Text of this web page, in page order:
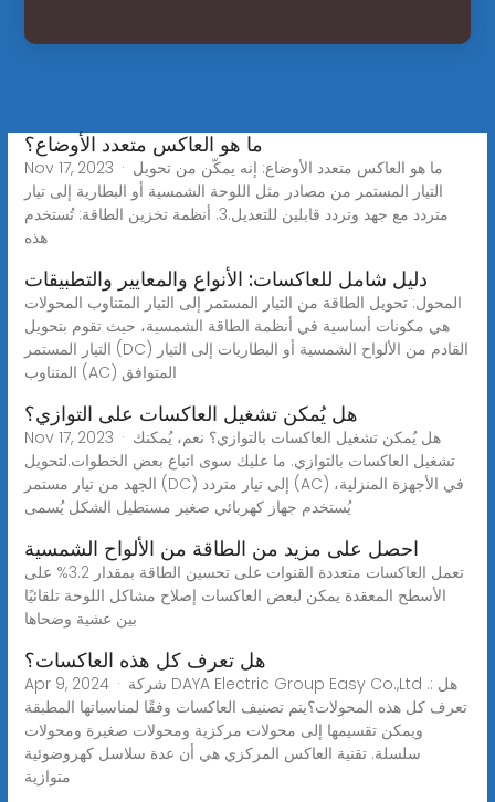
ما هو العاكس متعدد الأوضاع؟
Nov 17, 2023 · ما هو العاكس متعدد الأوضاع: إنه يمكّن من تحويل
التيار المستمر من مصادر مثل اللوحة الشمسية أو البطارية إلى تيار
متردد مع جهد وتردد قابلين للتعديل.3. أنظمة تخزين الطاقة: تُستخدم
هذه
دليل شامل للعاكسات: الأنواع والمعايير والتطبيقات
المحول: تحويل الطاقة من التيار المستمر إلى التيار المتناوب المحولات
هي مكونات أساسية في أنظمة الطاقة الشمسية، حيث تقوم بتحويل
التيار المستمر (DC) القادم من الألواح الشمسية أو البطاريات إلى التيار
المتناوب (AC) المتوافق
هل يُمكن تشغيل العاكسات على التوازي؟
Nov 17, 2023 · هل يُمكن تشغيل العاكسات بالتوازي؟ نعم، يُمكنك
تشغيل العاكسات بالتوازي. ما عليك سوى اتباع بعض الخطوات.لتحويل
الجهد من تيار مستمر (DC) إلى تيار متردد (AC) في الأجهزة المنزلية،
يُستخدم جهاز كهربائي صغير مستطيل الشكل يُسمى
احصل على مزيد من الطاقة من الألواح الشمسية
تعمل العاكسات متعددة القنوات على تحسين الطاقة بمقدار 3.2% على
الأسطح المعقدة يمكن لبعض العاكسات إصلاح مشاكل اللوحة تلقائيًا
بين عشية وضحاها
هل تعرف كل هذه العاكسات؟
Apr 9, 2024 · شركة DAYA Electric Group Easy Co.,Ltd .: هل
تعرف كل هذه المحولات؟يتم تصنيف العاكسات وفقًا لمناسباتها المطبقة
ويمكن تقسيمها إلى محولات مركزية ومحولات صغيرة ومحولات
سلسلة. تقنية العاكس المركزي هي أن عدة سلاسل كهروضوئية
متوازية